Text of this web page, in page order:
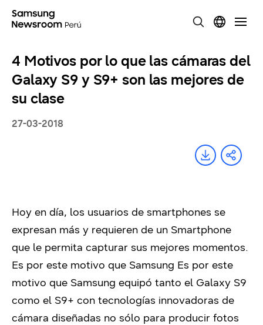
4 Motivos por lo que las cámaras del
Galaxy S9 y S9+ son las mejores de
su clase
27-03-2018
Hoy en día, los usuarios de smartphones se
expresan más y requieren de un Smartphone
que le permita capturar sus mejores momentos.
Es por este motivo que Samsung Es por este
motivo que Samsung equipó tanto el Galaxy S9
como el S9+ con tecnologías innovadoras de
cámara diseñadas no sólo para producir fotos